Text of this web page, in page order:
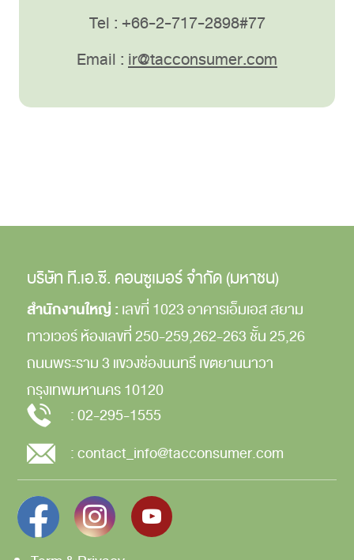
Tel : +66-2-717-2898#77
Email :ir@tacconsumer.com
บริษัท ที.เอ.ซี. คอนซูเมอร์ จำกัด (มหาชน)
สำนักงานใหญ่ : เลขที่ 1023 อาคารเอ็มเอส สยาม
ทาวเวอร์ห้องเลขที่ 250-259,262-263ชั้น 25,26
ถนนพระราม 3 แขวงช่องนนทรีเขตยานนาวา
กรุงเทพมหานคร10120
:02-295-1555
:contact_info@tacconsumer.com